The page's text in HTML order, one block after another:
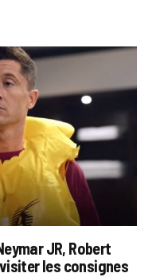
JR, Robert
les consignes